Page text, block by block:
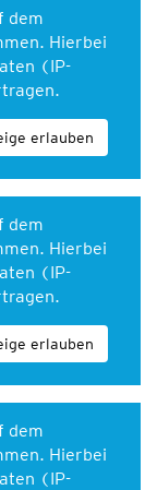
dem
Hierbei
(IP-
erlauben
dem
Hierbei
(IP-
erlauben
dem
Hierbei
(IP-